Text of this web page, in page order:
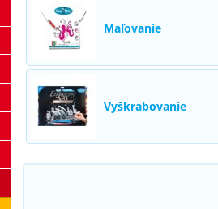
Maľovanie
Vyškrabovanie